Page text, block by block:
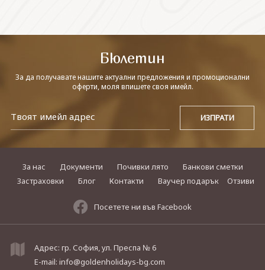
Бюлетин
За да получавате нашите актуални предложения и промоционални
оферти, моля впишете своя имейл.
За нас Документи Почивки лято
Банкови сметки
Застраховки
Блог Контакти Ваучер подарък Отзиви
Посетете ни във Facebook
Адрес: гр. София, ул. Преспа № 6
E-mail: info@goldenholidays-bg.com